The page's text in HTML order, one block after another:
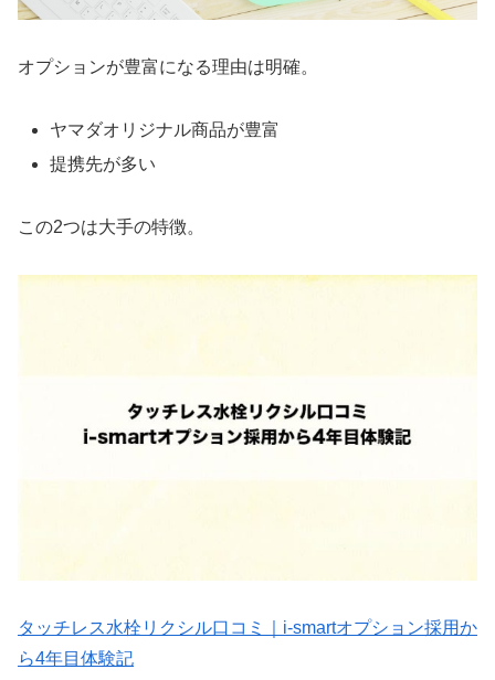
オプションが豊富になる理由は明確。
ヤマダオリジナル商品が豊富
提携先が多い
この2つは大手の特徴。
タッチレス水栓リクシル口コミ｜i-smartオプション採用か
ら4年目体験記